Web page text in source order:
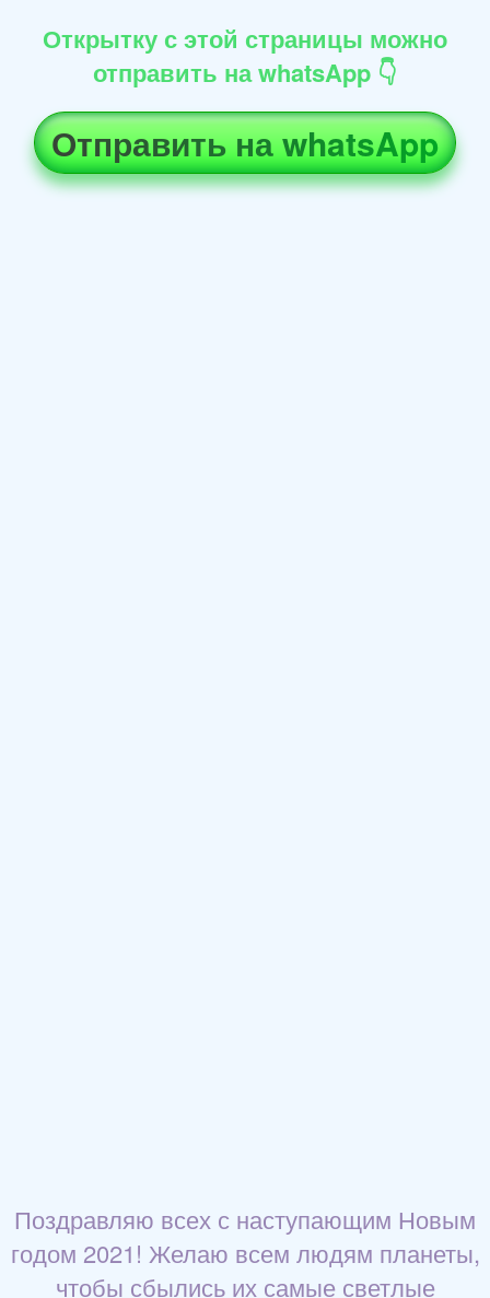
Открытку с этой страницы можно
отправить на whatsApp 👇
Отправить на whatsApp
Поздравляю всех с наступающим Новым
годом 2021! Желаю всем людям планеты,
чтобы сбылись их самые светлые